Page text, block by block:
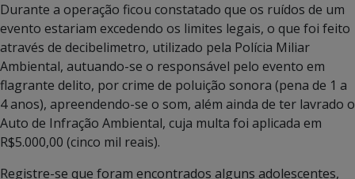
Durante a operação ficou constatado que os ruídos de um
evento estariam excedendo os limites legais, o que foi feito
através de decibelimetro, utilizado pela Polícia Miliar
Ambiental, autuando-se o responsável pelo evento em
flagrante delito, por crime de poluição sonora (pena de 1 a
4 anos), apreendendo-se o som, além ainda de ter lavrado o
Auto de Infração Ambiental, cuja multa foi aplicada em
R$5.000,00 (cinco mil reais).
Registre-se que foram encontrados alguns adolescentes,